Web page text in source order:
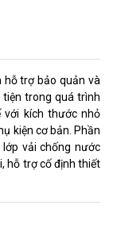
hỗ trợ bảo quản và
trong quá trình
với kích thước nhỏ
kiện cơ bản. Phần
vải chống nước
hỗ trợ cố định thiết